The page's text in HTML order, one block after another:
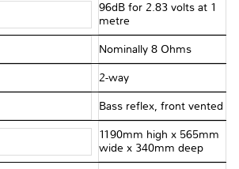
96dB for 2.83 volts at 1
metre
Nominally 8 Ohms
2-way
Bass reflex, front vented
1190mm high x 565mm
wide x 340mm deep